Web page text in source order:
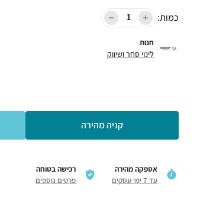
כמות:
חנות
לינוי סחר ושיווק
קניה מהירה
אספקה מהירה
עד 7 ימי עסקים
רכישה בטוחה
פרטים נוספים